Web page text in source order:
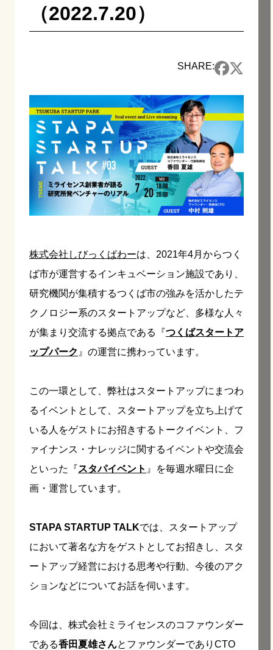
（2022.7.20）
SHARE:
株式会社しびっくぱわーは、2021年4月からつく
ば市が運営するインキュベーション施設であり、
研究機関が集積するつくば市の強みを活かしたテ
クノロジー系のスタートアップなど、多様な人々
が集まり交流する拠点である『つくばスタートア
ップパーク 』の運営に携わっています。
この一環として、弊社はスタートアップにまつわ
るイベントとして、スタートアップを立ち上げて
いる人をゲストにお招きするトークイベント、フ
ァイナンス・ナレッジに関するイベントや交流会
といった『スタパイベント 』を毎週水曜日に企
画・運営しています。
STAPA STARTUP TALKでは、スタートアップ
において著名な方をゲストとしてお招きし、スタ
ートアップ経営における思考や行動、今後のアク
ションなどについてお話を伺います。
今回は、株式会社ミライセンスのコファウンダー
である香田夏雄さんとファウンダーでありCTO